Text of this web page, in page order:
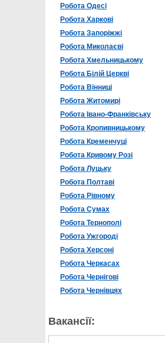
Робота Одесі
Робота Харкові
Робота Запоріжжі
Робота Миколаєві
Робота Хмельницькому
Робота Білій Церкві
Робота Вінниці
Робота Житомирі
Робота Івано-Франківську
Робота Кропивницькому
Робота Кременчуці
Робота Кривому Розі
Робота Луцьку
Робота Полтаві
Робота Рівному
Робота Сумах
Робота Тернополі
Робота Ужгороді
Робота Херсоні
Робота Черкасах
Робота Чернігові
Робота Чернівцях
Вакансії: